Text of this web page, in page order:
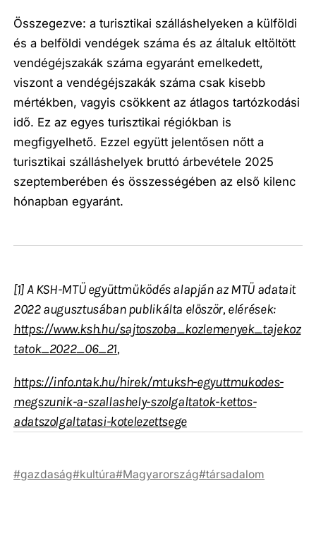
Összegezve: a turisztikai szálláshelyeken a külföldi
és a belföldi vendégek száma és az általuk eltöltött
vendégéjszakák száma egyaránt emelkedett,
viszont a vendégéjszakák száma csak kisebb
mértékben, vagyis csökkent az átlagos tartózkodási
idő. Ez az egyes turisztikai régiókban is
megfigyelhető. Ezzel együtt jelentősen nőtt a
turisztikai szálláshelyek bruttó árbevétele 2025
szeptemberében és összességében az első kilenc
hónapban egyaránt.
[1]A KSH-MTÜ együttműködés alapján az MTÜ adatait
2022 augusztusában publikálta először, elérések:
https://www.ksh.hu/sajtoszoba_kozlemenyek_tajekoz
tatok_2022_06_21,
https://info.ntak.hu/hirek/mtuksh-egyuttmukodes-
megszunik-a-szallashely-szolgaltatok-kettos-
adatszolgaltatasi-kotelezettsege
gazdaság kultúra Magyarország társadalom